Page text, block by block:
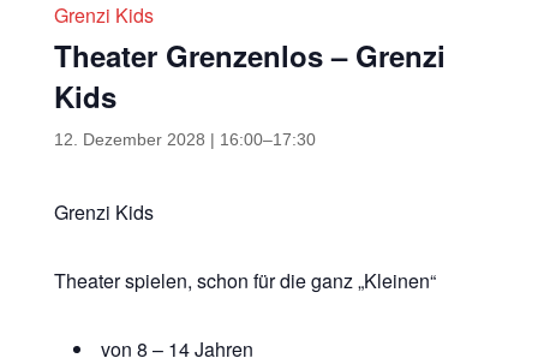
Grenzi Kids
Theater Grenzenlos – Grenzi
Kids
12. Dezember 2028 | 16:00–17:30
Grenzi Kids
Theater spielen, schon für die ganz „Kleinen“
von 8 – 14 Jahren